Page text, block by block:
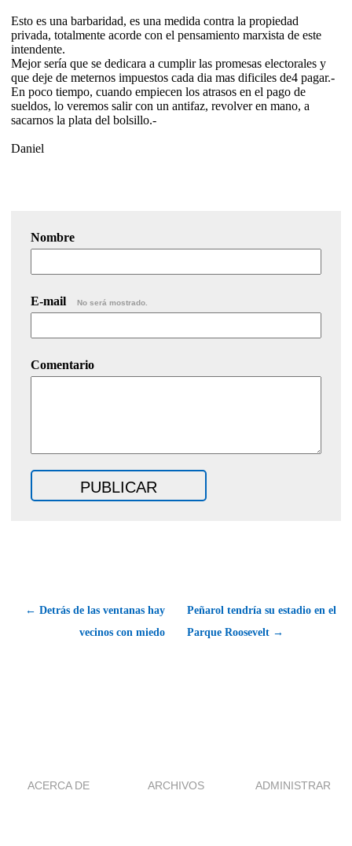
Esto es una barbaridad, es una medida contra la propiedad
privada, totalmente acorde con el pensamiento marxista de este
intendente.
Mejor sería que se dedicara a cumplir las promesas electorales y
que deje de meternos impuestos cada dia mas dificiles de4 pagar.-
En poco tiempo, cuando empiecen los atrasos en el pago de
sueldos, lo veremos salir con un antifaz, revolver en mano, a
sacarnos la plata del bolsillo.-
Daniel
Nombre
E-mail No será mostrado.
Comentario
← Detrás de las ventanas hay
vecinos con miedo
Peñarol tendría su estadio en el
Parque Roosevelt →
ACERCA DE ARCHIVOS ADMINISTRAR